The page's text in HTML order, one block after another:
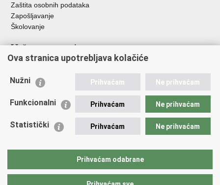
Zaštita osobnih podataka
Zapošljavanje
Školovanje
Važne poveznice
Ministarstvo unutarnjih poslova
Udruge
Policijska akademija
Zaklada policijske solidarnosti
Vučetić"
Ova stranica upotrebljava kolačiće
Nužni Prihvaćam Ne prihvaćam
Funkcionalni Prihvaćam Ne prihvaćam
Statistički Prihvaćam Ne prihvaćam
Prihvaćam odabrane